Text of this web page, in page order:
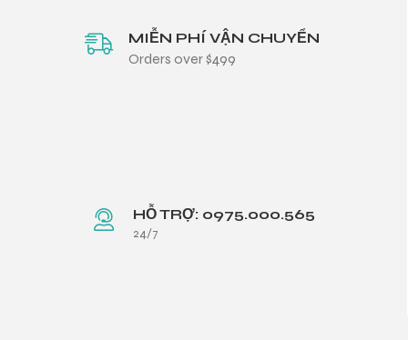
MIỄN PHÍ VẬN CHUYỂN
Orders over $499
HỖ TRỢ: 0975.000.565
24/7